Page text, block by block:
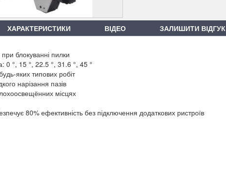
ХАРАКТЕРИСТИКИ ВІДЕО ЗАЛИШИТИ ВІДГУК
блокуванні пилки
0 °, 15 °, 22.5 °, 31.6 °, 45 °
яких типових робіт
нарізання пазів
місцях
80% ефективність без підключення додаткових ристроїв